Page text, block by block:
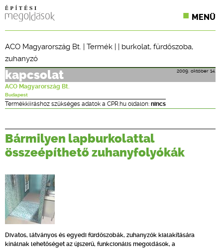
MENÜ
CPR TERMÉKKIÍRÁS
ÉPÍTÉSI JOG
ONLINE KÉPZÉSEK
TERVEZÉSI SEGÉDLETEK
ACO Magyarország Bt. | Termék | | burkolat, fürdőszoba,
zuhanyzó
2009. október 14.
kapcsolat
ACO Magyarország Bt.
Budapest
Termékkiíráshoz szükséges adatok a CPR.hu oldalon: nincs
Bármilyen lapburkolattal
összeépíthető zuhanyfolyókák
Divatos, látványos és egyedi fürdőszobák, zuhanyzók kialakítására
kínálnak lehetőséget az újszerű, funkcionális megoldások, a